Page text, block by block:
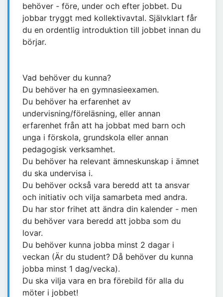
behöver - före, under och efter jobbet. Du
jobbar tryggt med kollektivavtal. Självklart får
du en ordentlig introduktion till jobbet innan du
börjar.
Vad behöver du kunna?
Du behöver ha en gymnasieexamen.
Du behöver ha erfarenhet av
undervisning/föreläsning, eller annan
erfarenhet från att ha jobbat med barn och
unga i förskola, grundskola eller annan
pedagogisk verksamhet.
Du behöver ha relevant ämneskunskap i ämnet
du ska undervisa i.
Du behöver också vara beredd att ta ansvar
och initiativ och vilja samarbeta med andra.
Du har stor frihet att ändra din kalender - men
du behöver vara beredd att jobba som du
lovar.
Du behöver kunna jobba minst 2 dagar i
veckan (Är du student? Då behöver du kunna
jobba minst 1 dag/vecka).
Du ska vilja vara en bra förebild för alla du
möter i jobbet!